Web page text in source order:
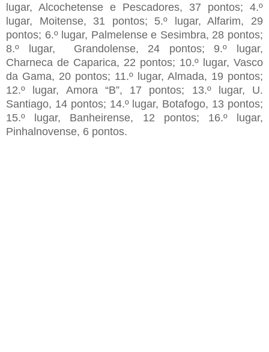
lugar, Alcochetense e Pescadores, 37 pontos; 4.º
lugar, Moitense, 31 pontos; 5.º lugar, Alfarim, 29
pontos; 6.º lugar, Palmelense e Sesimbra, 28 pontos;
8.º lugar, Grandolense, 24 pontos; 9.º lugar,
Charneca de Caparica, 22 pontos; 10.º lugar, Vasco
da Gama, 20 pontos; 11.º lugar, Almada, 19 pontos;
12.º lugar, Amora “B”, 17 pontos; 13.º lugar, U.
Santiago, 14 pontos; 14.º lugar, Botafogo, 13 pontos;
15.º lugar, Banheirense, 12 pontos; 16.º lugar,
Pinhalnovense, 6 pontos.